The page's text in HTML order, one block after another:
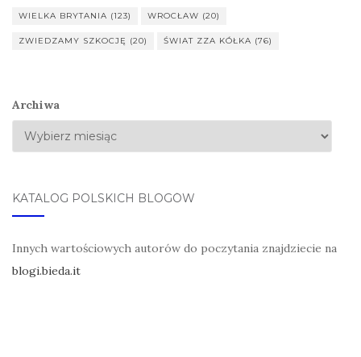
WIELKA BRYTANIA (123) WROCŁAW (20)
ZWIEDZAMY SZKOCJĘ (20) ŚWIAT ZZA KÓŁKA (76)
Archiwa
KATALOG POLSKICH BLOGÓW
Innych wartościowych autorów do poczytania znajdziecie na
blogi.bieda.it